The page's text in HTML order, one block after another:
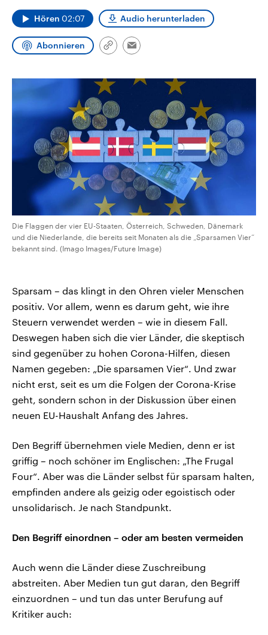
und Kandidaten der anstehenden
Wahl. Hören 02:07 Audio herunterladen
Abonnieren
Link
Email
Die Flaggen der vier EU-Staaten, Österreich, Schweden, Dänemark
und die Niederlande, die bereits seit Monaten als die „Sparsamen Vier“
bekannt sind. (Imago Images/Future Image)
Sparsam – das klingt in den Ohren vieler Menschen
positiv. Vor allem, wenn es darum geht, wie ihre
Steuern verwendet werden – wie in diesem Fall.
Deswegen haben sich die vier Länder, die skeptisch
sind gegenüber zu hohen Corona-Hilfen, diesen
Namen gegeben: „Die sparsamen Vier“. Und zwar
nicht erst, seit es um die Folgen der Corona-Krise
geht, sondern schon in der Diskussion über einen
neuen EU-Haushalt Anfang des Jahres.
Den Begriff übernehmen viele Medien, denn er ist
griffig – noch schöner im Englischen: „The Frugal
Four“. Aber was die Länder selbst für sparsam halten,
empfinden andere als geizig oder egoistisch oder
unsolidarisch. Je nach Standpunkt.
Den Begriff einordnen – oder am besten vermeiden
Auch wenn die Länder diese Zuschreibung
abstreiten. Aber Medien tun gut daran, den Begriff
einzuordnen – und tun das unter Berufung auf
Kritiker auch: